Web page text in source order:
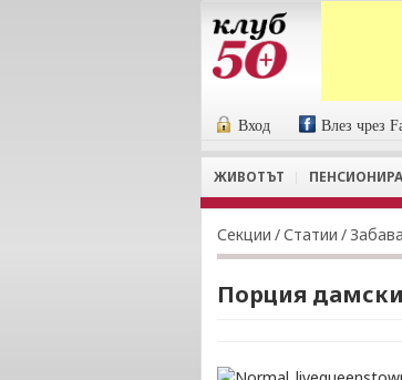
Вход Влез чрез
ЖИВОТЪТ
Секции /Статии / Забава
Порция